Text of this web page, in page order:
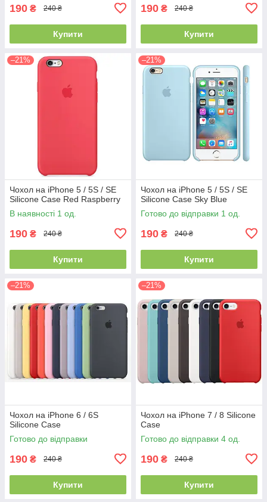
190 ₴ 240 ₴
Купити
190 ₴ 240 ₴
Купити
–21%
Чохол на iPhone 5 / 5S / SE
Silicone Case Red Raspberry
В наявності 1 од.
190 ₴ 240 ₴
Купити
–21%
Чохол на iPhone 5 / 5S / SE
Silicone Case Sky Blue
Готово до відправки 1 од.
190 ₴ 240 ₴
Купити
–21%
Чохол на iPhone 6 / 6S
Silicone Case
Готово до відправки
190 ₴ 240 ₴
Купити
–21%
Чохол на iPhone 7 / 8 Silicone
Case
Готово до відправки 4 од.
190 ₴ 240 ₴
Купити